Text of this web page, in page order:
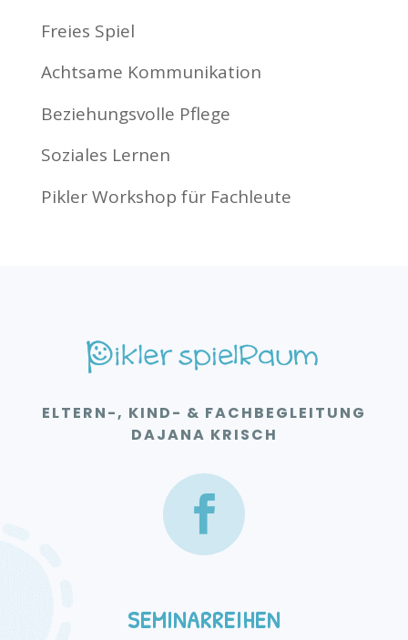
Freies Spiel
Achtsame Kommunikation
Beziehungsvolle Pflege
Soziales Lernen
Pikler Workshop für Fachleute
ELTERN-, KIND- & FACHBEGLEITUNG
DAJANA KRISCH
SEMINARREIHEN